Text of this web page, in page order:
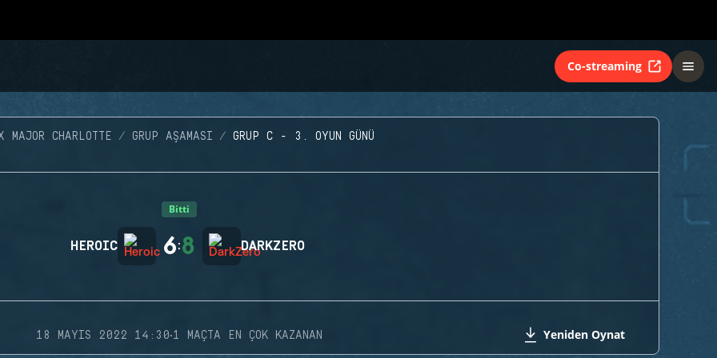
Co-streaming
MAJOR CHARLOTTE GRUP AŞAMASI GRUP C - 3. OYUN GÜNÜ
Bitti
HEROIC 6:8 DARKZERO
18 MAYIS 2022 14:30·1 MAÇTA EN ÇOK KAZANAN Yeniden Oynat